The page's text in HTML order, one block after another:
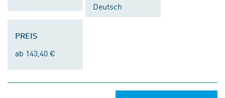
Deutsch
PREIS
ab 143,40 €